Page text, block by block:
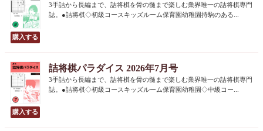
3手詰から長編まで、詰将棋を骨の髄まで楽しむ業界唯一の詰将棋専門
誌。●詰将棋◇初級コースキッズルーム保育園幼稚園持駒のある...
詰将棋パラダイス 2026年7月号
3手詰から長編まで、詰将棋を骨の髄まで楽しむ業界唯一の詰将棋専門
誌。●詰将棋◇初級コースキッズルーム保育園幼稚園◇中級コー...